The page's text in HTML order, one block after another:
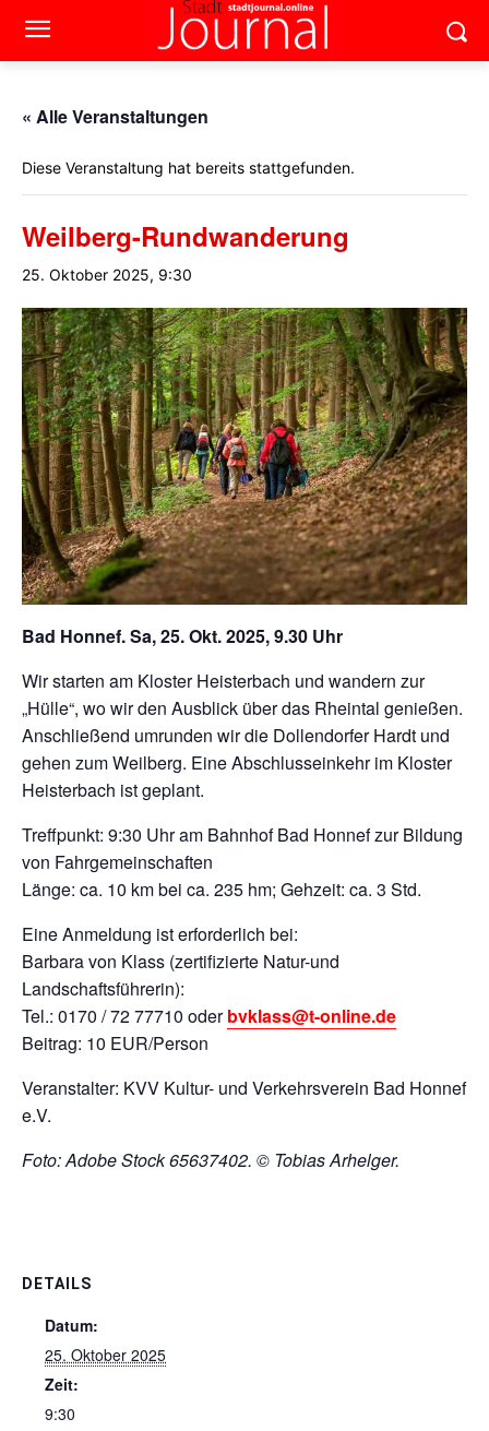
« Alle Veranstaltungen
Diese Veranstaltung hat bereits stattgefunden.
Weilberg-Rundwanderung
25. Oktober 2025, 9:30
Bad Honnef. Sa, 25. Okt. 2025, 9.30 Uhr
Wir starten am Kloster Heisterbach und wandern zur
„Hülle“, wo wir den Ausblick über das Rheintal genießen.
Anschließend umrunden wir die Dollendorfer Hardt und
gehen zum Weilberg. Eine Abschlusseinkehr im Kloster
Heisterbach ist geplant.
Treffpunkt: 9:30 Uhr am Bahnhof Bad Honnef zur Bildung
von Fahrgemeinschaften
Länge: ca. 10 km bei ca. 235 hm; Gehzeit: ca. 3 Std.
Eine Anmeldung ist erforderlich bei:
Barbara von Klass (zertifizierte Natur-und
Landschaftsführerin):
Tel.: 0170 / 72 77710 oderbvklass@t-online.de
Beitrag: 10 EUR/Person
Veranstalter: KVV Kultur- und Verkehrsverein Bad Honnef
e.V.
Foto: Adobe Stock 65637402. © Tobias Arhelger.
DETAILS
Datum:
25. Oktober 2025
Zeit:
9:30